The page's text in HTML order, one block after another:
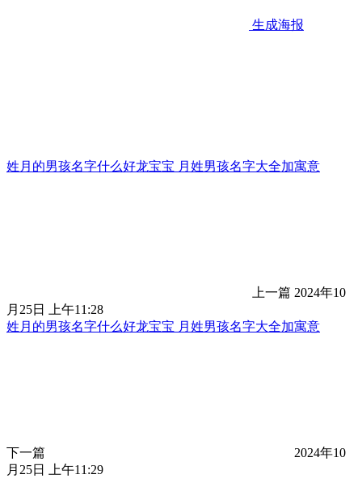
生成海报
姓月的男孩名字什么好龙宝宝 月姓男孩名字大全加寓意
上一篇 2024年10
月25日 上午11:28
姓月的男孩名字什么好龙宝宝 月姓男孩名字大全加寓意
下一篇
2024年10
月25日 上午11:29